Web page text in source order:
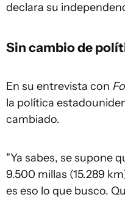
declara su
Sin cambio de
En su entrevista con
la política
cambiado.
"Ya sabes, se supone
9.500 millas (15.289
es eso lo que busco.